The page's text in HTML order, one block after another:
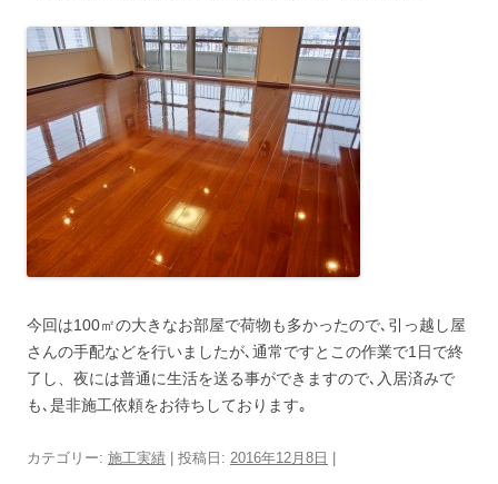
今回は100㎡の大きなお部屋で荷物も多かったので､引っ越し屋
さんの手配などを行いましたが､通常ですとこの作業で1日で終
了し、夜には普通に生活を送る事ができますので､入居済みで
も､是非施工依頼をお待ちしております｡
カテゴリー: 施工実績 | 投稿日: 2016年12月8日